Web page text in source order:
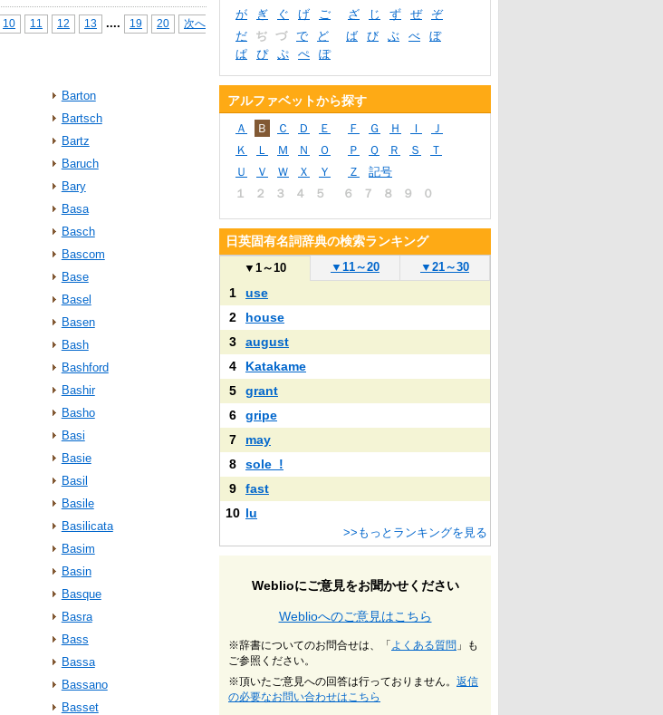
10 11 12 13 .... 19 20
次へ
Barton
Bartsch
Bartz
Baruch
Bary
Basa
Basch
Bascom
Base
Basel
Basen
Bash
Bashford
Bashir
Basho
Basi
Basie
Basil
Basile
Basilicata
Basim
Basin
Basque
Basra
Bass
Bassa
Bassano
Basset
が
ぎ ぐ げ ご ざ じ ず ぜ
ぞ
だ
ぢ づ で ど ば び ぶ べ
ぼ
ぱ
ぴ ぷ ぺ ぽ
アルファベットから探す
Ａ Ｂ Ｃ Ｄ Ｅ Ｆ Ｇ Ｈ Ｉ
Ｊ
Ｋ
Ｌ Ｍ Ｎ Ｏ Ｐ Ｑ Ｒ Ｓ
Ｔ
Ｕ
Ｖ Ｗ Ｘ Ｙ Ｚ
記号
１
２ ３ ４ ５ ６ ７ ８ ９ ０
日英固有名詞辞典の検索ランキング
▼ 1～10 ▼ 11～20 ▼ 21～30
1
use
2
house
3
august
4
Katakame
5
grant
6
gripe
7
may
8
sole_!
9
fast
10 lu
>>もっとランキングを見る
Weblioにご意見をお聞かせください
Weblioへのご意見はこちら
※辞書についてのお問合せは、「 よくある質問 」も
ご参照ください。
※頂いたご意見への回答は行っておりません。 返信
の必要なお問い合わせはこちら